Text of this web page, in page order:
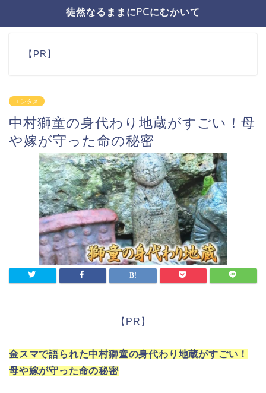
徒然なるままにPCにむかいて
【PR】
エンタメ
中村獅童の身代わり地蔵がすごい！母
や嫁が守った命の秘密
【PR】
金スマで語られた中村獅童の身代わり地蔵がすごい！
母や嫁が守った命の秘密